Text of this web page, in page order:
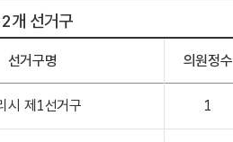
개 선거구
선거구명 의원정수
시 제1선거구 1